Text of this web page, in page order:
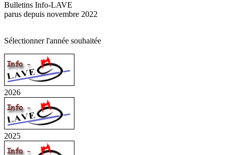
Bulletins Info-LAVE
parus depuis novembre 2022
Sélectionner l'année souhaitée
2026
2025